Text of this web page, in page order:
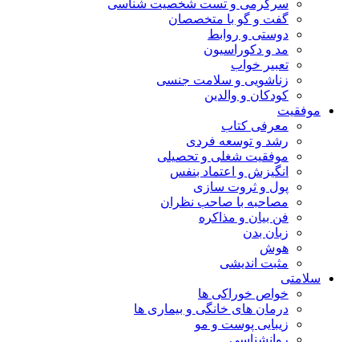
سرگرمی و تست شخصیت شناسی
گفت و گو با متخصصان
دوستی و روابط
مد و دکوراسیون
تعبیر خواب
زناشویی و سلامت جنسی
کودکان و والدین
موفقیت
معرفی کتاب
رشد و توسعه فردی
موفقیت شغلی و تحصیلی
انگیزش و اعتماد بنفس
پول و ثروت سازی
مصاحبه با صاحب نظران
فن بیان و مذاکره
زبان بدن
هوش
مثبت اندیشی
سلامتی
خواص خوراکی ها
درمان های خانگی و بیماری ها
زیبایی پوست و مو
روانشناسی